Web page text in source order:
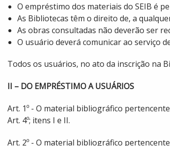
O empréstimo dos materiais do SEIB é
As Bibliotecas têm o direito de, a
As obras consultadas não deverão ser
O usuário deverá comunicar ao serviço
Todos os usuários, no ato da inscrição na
II – DO EMPRÉSTIMO A USUÁRIOS
Art. 1º - O material bibliográfico
Art. 4º; itens I e II.
Art. 2º - O material bibliográfico